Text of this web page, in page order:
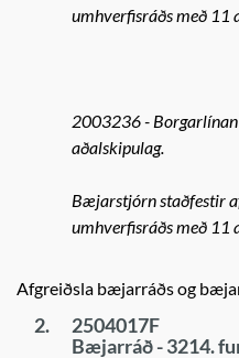
umhverfisráðs með 11
2003236 -
aðalskipulag.
Bæjarstjórn staðfestir
umhverfisráðs með 11
Afgreiðsla bæjarráðs og
2.
2504017F
Bæjarráð - 3214.